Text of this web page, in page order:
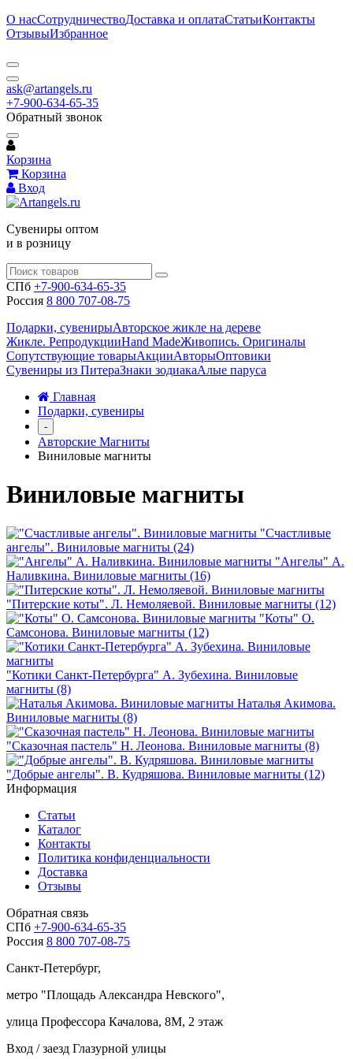
О насСотрудничествоДоставка и оплатаСтатьиКонтакты
ОтзывыИзбранное
ask@artangels.ru
+7-900-634-65-35
Обратный звонок
Корзина
Корзина
Вход
Сувениры оптом
и в розницу
СПб +7-900-634-65-35
Россия 8 800 707-08-75
Подарки, сувенирыАвторское жикле на дереве
Жикле. РепродукцииHand MadeЖивопись. Оригиналы
Сопутствующие товарыАкцииАвторыОптовики
Сувениры из ПитераЗнаки зодиакаАлые паруса
Главная
Подарки, сувениры
-
Авторские Магниты
Виниловые магниты
Виниловые магниты
"Счастливые
ангелы". Виниловые магниты (24)
"Ангелы" А.
Наливкина. Виниловые магниты (16)
"Питерские коты". Л. Немоляевой. Виниловые магниты (12)
"Коты" О.
Самсонова. Виниловые магниты (12)
"Котики Санкт-Петербурга" А. Зубехина. Виниловые
магниты (8)
Наталья Акимова.
Виниловые магниты (8)
"Сказочная пастель" Н. Леонова. Виниловые магниты (8)
"Добрые ангелы". В. Кудряшова. Виниловые магниты (12)
Информация
Статьи
Каталог
Контакты
Политика конфиденциальности
Доставка
Отзывы
Обратная связь
СПб +7-900-634-65-35
Россия 8 800 707-08-75
Санкт-Петербург,
метро "Площадь Александра Невского",
улица Профессора Качалова, 8М, 2 этаж
Вход / заезд Глазурной улицы